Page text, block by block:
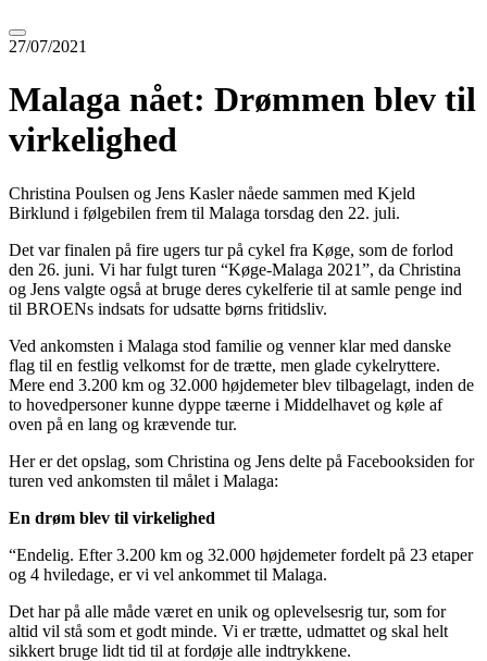
27/07/2021
Malaga nået: Drømmen blev til
virkelighed
Christina Poulsen og Jens Kasler nåede sammen med Kjeld
Birklund i følgebilen frem til Malaga torsdag den 22. juli.
Det var finalen på fire ugers tur på cykel fra Køge, som de forlod
den 26. juni. Vi har fulgt turen “Køge-Malaga 2021”, da Christina
og Jens valgte også at bruge deres cykelferie til at samle penge ind
til BROENs indsats for udsatte børns fritidsliv.
Ved ankomsten i Malaga stod familie og venner klar med danske
flag til en festlig velkomst for de trætte, men glade cykelryttere.
Mere end 3.200 km og 32.000 højdemeter blev tilbagelagt, inden de
to hovedpersoner kunne dyppe tæerne i Middelhavet og køle af
oven på en lang og krævende tur.
Her er det opslag, som Christina og Jens delte på Facebooksiden for
turen ved ankomsten til målet i Malaga:
En drøm blev til virkelighed
“Endelig. Efter 3.200 km og 32.000 højdemeter fordelt på 23 etaper
og 4 hviledage, er vi vel ankommet til Malaga.
Det har på alle måde været en unik og oplevelsesrig tur, som for
altid vil stå som et godt minde. Vi er trætte, udmattet og skal helt
sikkert bruge lidt tid til at fordøje alle indtrykkene.